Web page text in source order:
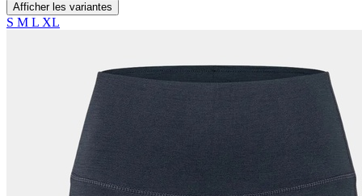
Afficher les variantes
S M L XL